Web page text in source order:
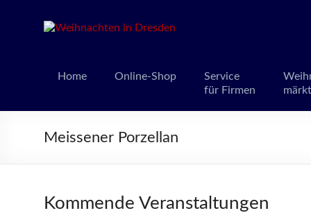
Home Online-Shop
Service
für Firmen
Meissener Porzellan
Kommende Veranstaltungen